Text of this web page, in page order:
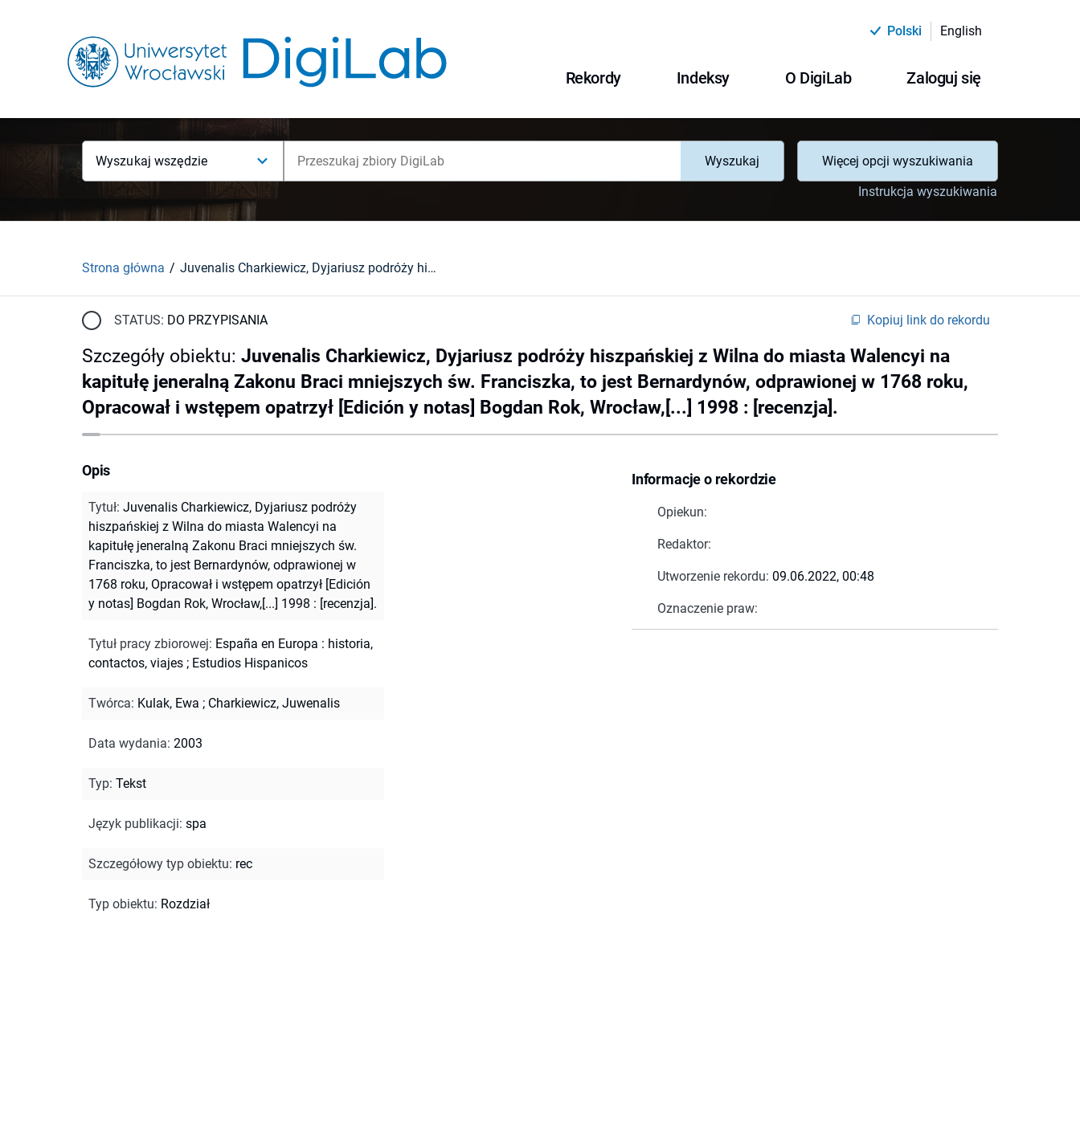
Polski English
Rekordy Indeksy O DigiLab Zaloguj się
Wyszukaj wszędzie Wyszukaj
Więcej opcji wyszukiwania
Instrukcja wyszukiwania
Strona główna Juvenalis Charkiewicz, Dyjariusz podróży hiszpańskiej z Wilna do miasta Walencyi na kapitułę jeneralną Zakonu Braci mniejszych św. Franciszka, to jest Bernardynów, odprawionej w 1768 roku, Opracował i wstępem opatrzył [Edición y notas] Bogdan Rok, Wrocław,[...] 1998 : [recenzja].
STATUS: DO PRZYPISANIA Kopiuj link do rekordu
Szczegóły obiektu: Juvenalis Charkiewicz, Dyjariusz podróży hiszpańskiej z Wilna do miasta Walencyi na
kapitułę jeneralną Zakonu Braci mniejszych św. Franciszka, to jest Bernardynów, odprawionej w 1768 roku,
Opracował i wstępem opatrzył [Edición y notas] Bogdan Rok, Wrocław,[...] 1998 : [recenzja].
Informacje o rekordzie
Opiekun:
Redaktor:
Utworzenie rekordu: 09.06.2022, 00:48
Oznaczenie praw:
Opis
Tytuł: Juvenalis Charkiewicz, Dyjariusz podróży
hiszpańskiej z Wilna do miasta Walencyi na
kapitułę jeneralną Zakonu Braci mniejszych św.
Franciszka, to jest Bernardynów, odprawionej w
1768 roku, Opracował i wstępem opatrzył [Edición
y notas] Bogdan Rok, Wrocław,[...] 1998 : [recenzja].
Tytuł pracy zbiorowej: España en Europa : historia,
contactos, viajes ; Estudios Hispanicos
Twórca: Kulak, Ewa ; Charkiewicz, Juwenalis
Data wydania: 2003
Typ: Tekst
Język publikacji: spa
Szczegółowy typ obiektu: rec
Typ obiektu: Rozdział